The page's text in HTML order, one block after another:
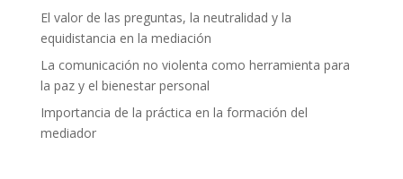
El valor de las preguntas, la neutralidad y la
equidistancia en la mediación
La comunicación no violenta como herramienta para
la paz y el bienestar personal
Importancia de la práctica en la formación del
mediador